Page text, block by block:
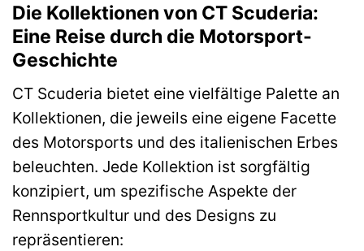
Die Kollektionen von CT Scuderia:
Eine Reise durch die Motorsport-
Geschichte
CT Scuderia bietet eine vielfältige Palette an
Kollektionen, die jeweils eine eigene Facette
des Motorsports und des italienischen Erbes
beleuchten. Jede Kollektion ist sorgfältig
konzipiert, um spezifische Aspekte der
Rennsportkultur und des Designs zu
repräsentieren: